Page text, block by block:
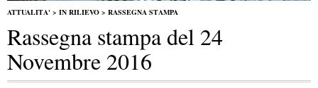
ATTUALITA' > IN RILIEVO > RASSEGNA STAMPA
Rassegna stampa del 24
Novembre 2016